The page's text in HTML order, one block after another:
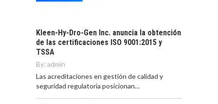
Kleen-Hy-Dro-Gen Inc. anuncia la obtención
de las certificaciones ISO 9001:2015 y
TSSA
By: admin
Las acreditaciones en gestión de calidad y
seguridad regulatoria posicionan…